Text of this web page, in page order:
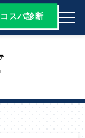
スパ診断